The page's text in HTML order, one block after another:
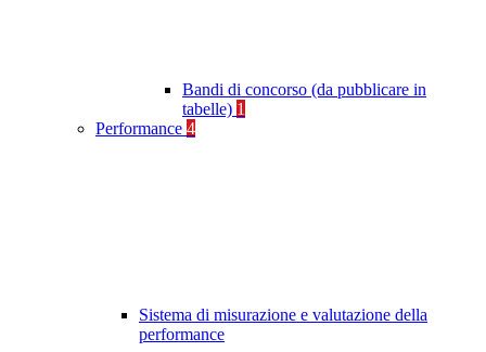
Bandi di concorso (da pubblicare in
tabelle) 1
Performance 4
Sistema di misurazione e valutazione della
performance